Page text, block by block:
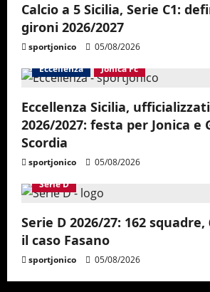
Calcio a 5 Sicilia, Serie C1:
gironi 2026/2027
sportjonico
05/08/2026
Eccellenza
Jonica Fc
Eccellenza Sicilia,
2026/2027: festa per Jonica e
Scordia
sportjonico
05/08/2026
Serie D
Serie D 2026/27: 162
il caso Fasano
sportjonico 05/08/2026